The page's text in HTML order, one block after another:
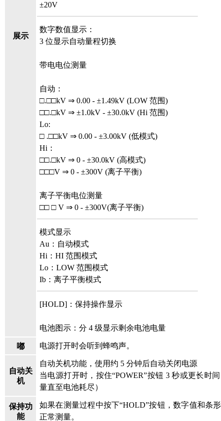
展示
±20V
数字数值显示：
3 位显示自动量程切换
带电电位测量
自动：
□.□□kV ⇒ 0.00 - ±1.49kV (LOW 范围)
□□.□kV ⇒ ±1.0kV - ±30.0kV (Hi 范围)
Lo:
□ .□□kV ⇒ 0.00 - ±3.00kV (低模式)
Hi：
□□.□kV ⇒ 0 - ±30.0kV (高模式)
□□□V ⇒ 0 - ±300V (离子平衡)
离子平衡电位测量
□□ □ V ⇒ 0 - ±300V(离子平衡)
模式显示
Au：自动模式
Hi：HI 范围模式
Lo：LOW 范围模式
Ib：离子平衡模式
[HOLD]：保持操作显示
电池图示：分 4 级显示剩余电池电量
嘟 电源打开时会听到蜂鸣声。
自动关
机
自动关机功能，使用约 5 分钟后自动关闭电源
当电源打开时，按住“POWER”按钮 3 秒或更长时
量直至电池耗尽）
保持功
能
如果在测量过程中按下“HOLD”按钮，数字值和条
正常测量。